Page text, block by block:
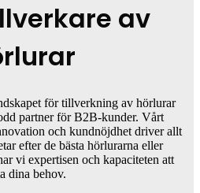
av
för tillverkning av hörlurar
partner för B2B-kunder. Vårt
och kundnöjdhet driver allt
efter de bästa hörlurarna eller
vi expertisen och kapaciteten att
dina behov.